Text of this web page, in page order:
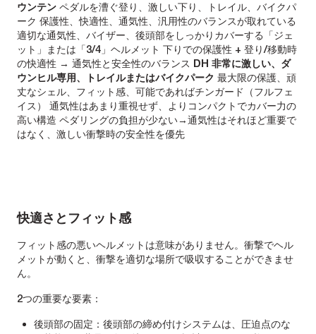
ウンテン ペダルを漕ぐ登り、激しい下り、トレイル、バイクパ
ーク 保護性、快適性、通気性、汎用性のバランスが取れている
適切な通気性、バイザー、後頭部をしっかりカバーする「ジェ
ット」または「3/4」ヘルメット 下りでの保護性 + 登り/移動時
の快適性 → 通気性と安全性のバランス DH 非常に激しい、ダ
ウンヒル専用、トレイルまたはバイクパーク 最大限の保護、頑
丈なシェル、フィット感、可能であればチンガード（フルフェ
イス） 通気性はあまり重視せず、よりコンパクトでカバー力の
高い構造 ペダリングの負担が少ない→通気性はそれほど重要で
はなく、激しい衝撃時の安全性を優先
快適さとフィット感
フィット感の悪いヘルメットは意味がありません。衝撃でヘル
メットが動くと、衝撃を適切な場所で吸収することができませ
ん。
2つの重要な要素：
後頭部の固定：後頭部の締め付けシステムは、圧迫点のな